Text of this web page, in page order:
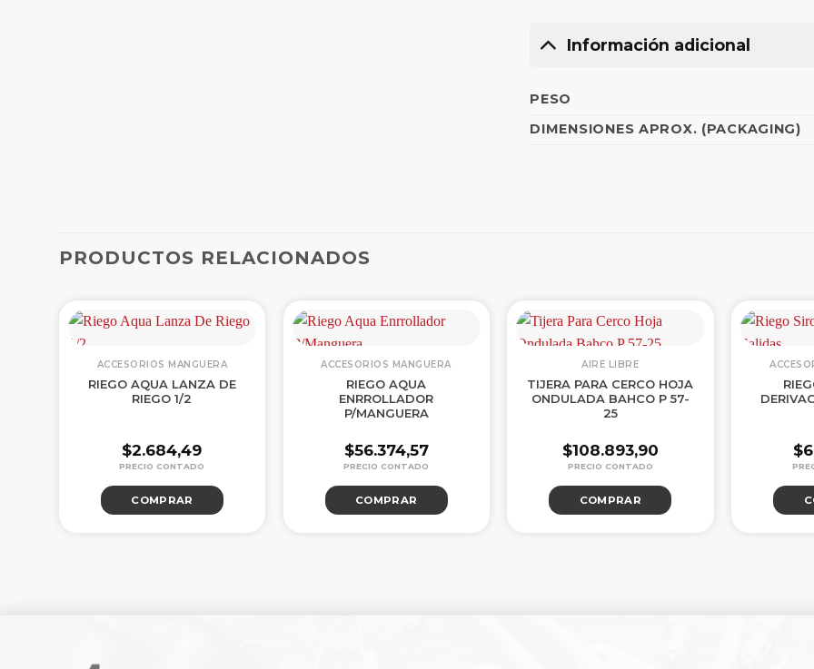
Información adicional
PESO
DIMENSIONES APROX. (PACKAGING)
PRODUCTOS RELACIONADOS
ACCESORIOS MANGUERA
RIEGO AQUA LANZA DE
RIEGO 1/2
$2.684,49
COMPRAR
ACCESORIOS MANGUERA
RIEGO AQUA
ENRROLLADOR
P/MANGUERA
$56.374,57
COMPRAR
AIRE LIBRE
TIJERA PARA CERCO HOJA
ONDULADA BAHCO P 57-
25
$108.893,90
COMPRAR
$